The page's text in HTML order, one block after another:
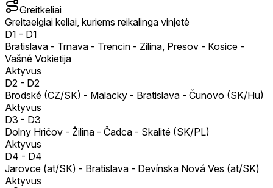
Greitkeliai
Greitaeigiai keliai, kuriems reikalinga vinjetė
D1 - D1
Bratislava - Trnava - Trencin - Zilina, Presov - Kosice -
Vašné Vokietija
Aktyvus
D2 - D2
Brodské (CZ/SK) - Malacky - Bratislava - Čunovo (SK/Hu)
Aktyvus
D3 - D3
Dolny Hričov - Žilina - Čadca - Skalité (SK/PL)
Aktyvus
D4 - D4
Jarovce (at/SK) - Bratislava - Devínska Nová Ves (at/SK)
Aktyvus